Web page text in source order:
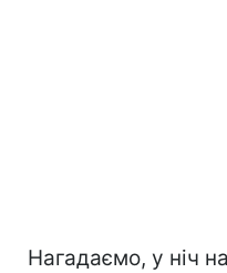
Нагадаємо, у ніч